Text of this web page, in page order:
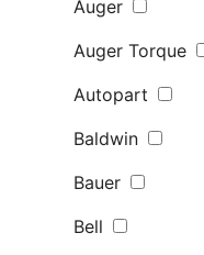
Auger
Auger Torque
Autopart
Baldwin
Bauer
Bell